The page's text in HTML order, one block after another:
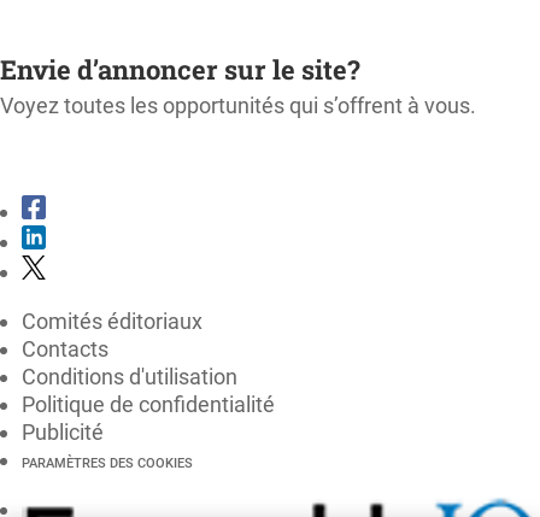
Envie d’annoncer sur le site?
Voyez toutes les opportunités qui s’offrent à vous.
Comités éditoriaux
Contacts
Conditions d'utilisation
Politique de confidentialité
Publicité
PARAMÈTRES DES COOKIES